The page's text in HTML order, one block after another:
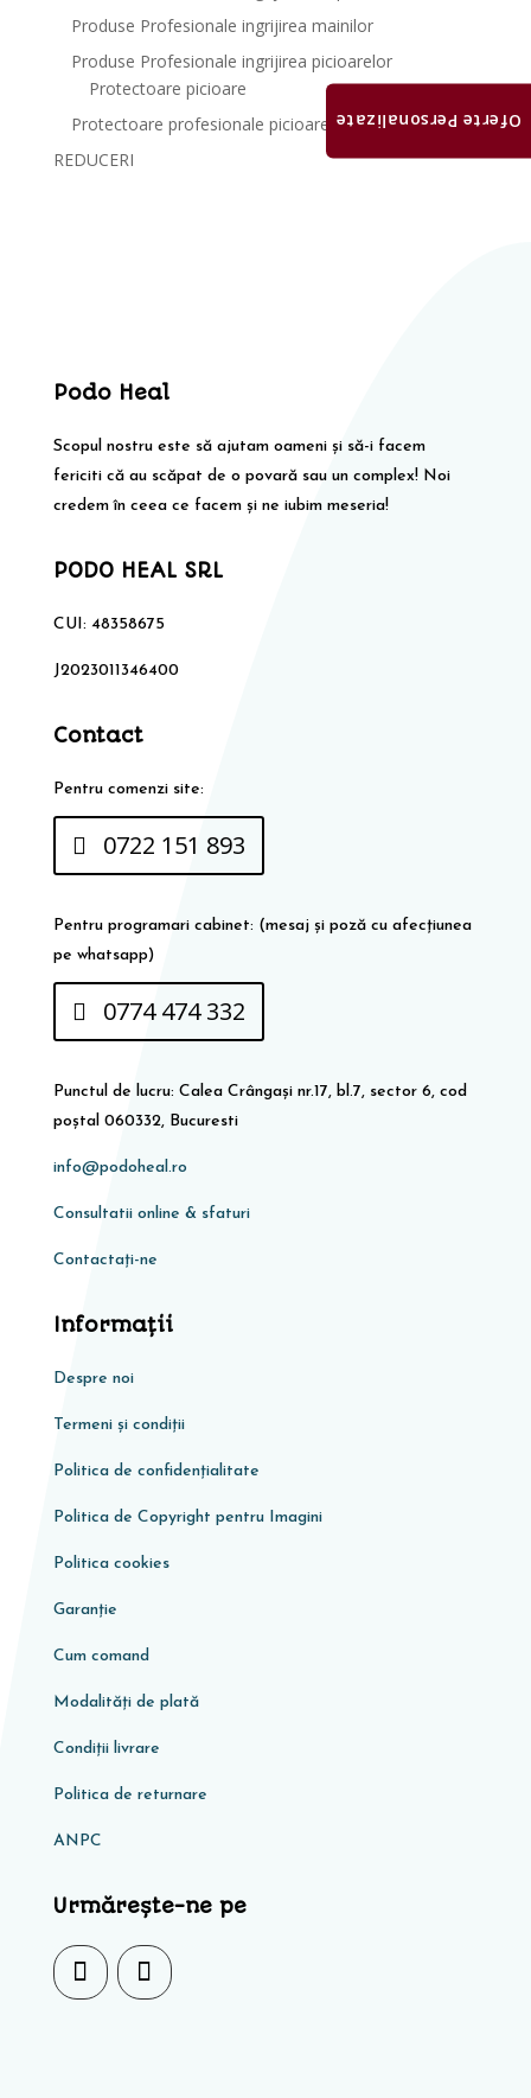
Produse Profesionale ingrijirea mainilor
Produse Profesionale ingrijirea picioarelor
Protectoare picioare
Protectoare profesionale picioare
REDUCERI
Podo Heal
Scopul nostru este să ajutam oameni și să-i facem
fericiti că au scăpat de o povară sau un complex! Noi
credem în ceea ce facem și ne iubim meseria!
PODO HEAL SRL
CUI: 48358675
J2023011346400
Contact
Pentru comenzi site:
0722 151 893
Pentru programari cabinet: (mesaj și poză cu afecțiunea
pe whatsapp)
0774 474 332
Punctul de lucru: Calea Crângași nr.17, bl.7, sector 6, cod
poștal 060332, Bucuresti
info@podoheal.ro
Consultatii online & sfaturi
Contactați-ne
Informaţii
Despre noi
Termeni și condiții
Politica de confidențialitate
Politica de Copyright pentru Imagini
Politica cookies
Garanţie
Cum comand
Modalități de plată
Condiţii livrare
Politica de returnare
ANPC
Urmărește-ne pe
Oferte Personalizate